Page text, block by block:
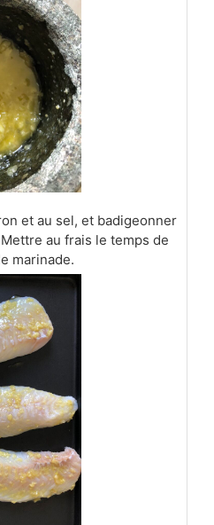
et au sel, et badigeonner
au frais le temps de
marinade.